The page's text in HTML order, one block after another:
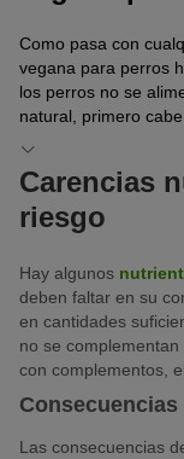
Como pasa con
vegana para perros
los perros no se
natural, primero
Carencias
riesgo
Hay algunos
deben faltar en su
en cantidades
no se
con complementos,
Consecuencias
Las consecuencias